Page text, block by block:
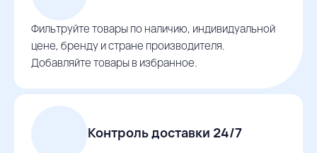
Фильтруйте товары по наличию, индивидуальной
цене, бренду и стране производителя.
Добавляйте товары в избранное.
Контроль доставки 24/7